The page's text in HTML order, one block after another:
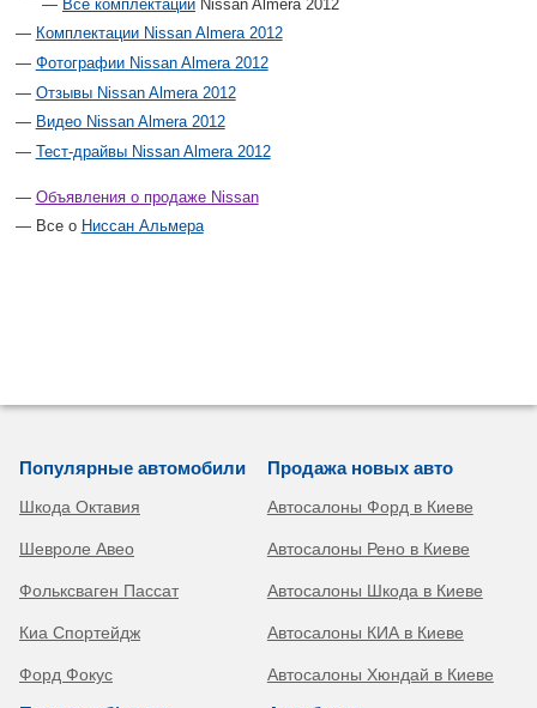
Все комплектации Nissan Almera 2012
Комплектации Nissan Almera 2012
Фотографии Nissan Almera 2012
Отзывы Nissan Almera 2012
Видео Nissan Almera 2012
Тест-драйвы Nissan Almera 2012
Объявления о продаже Nissan
Все о Ниссан Альмера
Популярные автомобили
Шкода Октавия
Шевроле Авео
Фольксваген Пассат
Киа Спортейдж
Форд Фокус
Продажа новых авто
Автосалоны Форд в Киеве
Автосалоны Рено в Киеве
Автосалоны Шкода в Киеве
Автосалоны КИА в Киеве
Автосалоны Хюндай в Киеве